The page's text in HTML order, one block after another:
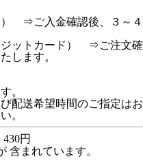
） ⇒ご入金確認後、３～４
ジットカード） ⇒ご注文確
します。
。
配送希望時間のご指定はお
。
円
含まれています。